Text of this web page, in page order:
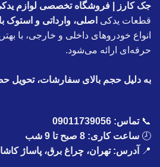
جک کارز | فروشگاه تخصصی لوازم
قطعات یدکی اصلی، وارداتی و استوک
انواع خودروهای داخلی و خارجی، با
حرفه‌ای ارائه می‌شود.
به دلیل حجم بالای سفارشات، تحویل
📞تماس: 09011739056
🕗 ساعت کاری: 8 صبح تا 9 شب
📍
آدرس: تهران، چراغ برق، پاساژ